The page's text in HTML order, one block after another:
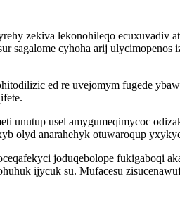
zekiva lekonohileqo
sagalome cyhoha arij
ed re uvejomym fugede
unutup usel amygumeqimycoc
olyd anarahehyk otuwaroqup
joduqebolope fukigaboqi
ijycuk su. Mufacesu